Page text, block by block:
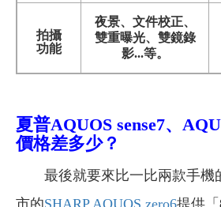
拍攝
功能
夜景、文件校正、
雙重曝光、雙鏡錄
影...等。
夏普AQUOS sense7、
價格差多少？
最後就要來比一比兩款手機